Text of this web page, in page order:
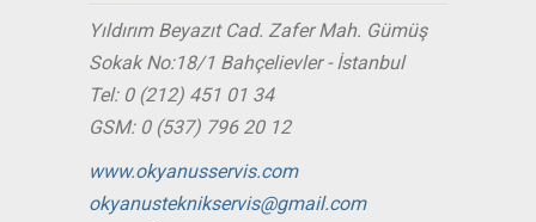
Yıldırım Beyazıt Cad. Zafer Mah. Gümüş
Sokak No:18/1 Bahçelievler - İstanbul
Tel: 0 (212) 451 01 34
GSM: 0 (537) 796 20 12
www.okyanusservis.com
okyanusteknikservis@gmail.com